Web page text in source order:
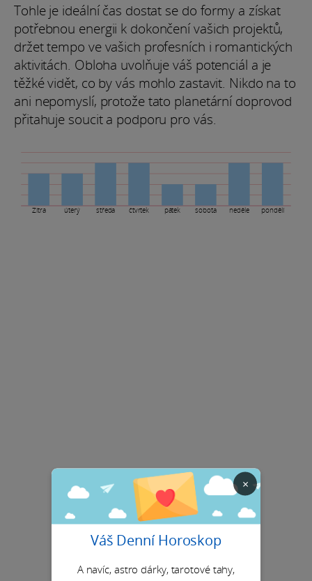
Zítra úterý středa čtvrtek pátek sobota neděle pondělí
Tohle je ideální čas dostat se do formy a získat
potřebnou energii k dokončení vašich projektů,
držet tempo ve vašich profesních i romantických
aktivitách. Obloha uvolňuje váš potenciál a je
těžké vidět, co by vás mohlo zastavit. Nikdo na to
ani nepomyslí, protože tato planetární doprovod
přitahuje soucit a podporu pro vás.
×
Váš Denní Horoskop
A navíc, astro dárky, tarotové tahy,